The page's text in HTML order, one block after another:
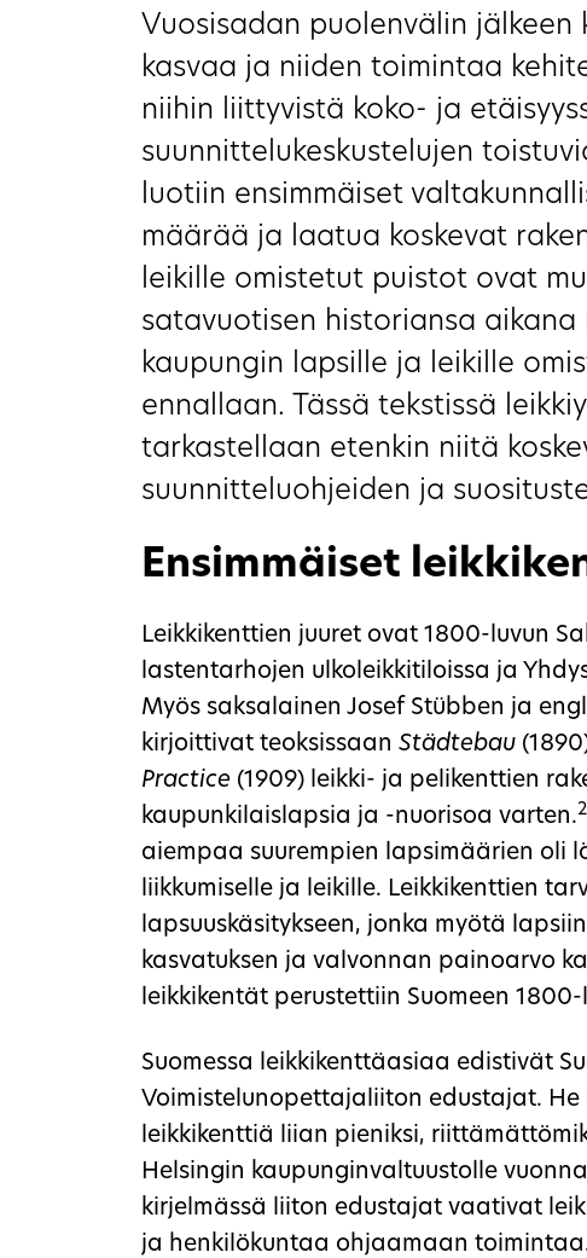
Vuosisadan puolenvälin jälkeen
kasvaa ja niiden toimintaa
niihin liittyvistä koko- ja
suunnittelukeskustelujen
luotiin ensimmäiset
määrää ja laatua koskevat
leikille omistetut puistot ovat
satavuotisen historiansa
kaupungin lapsille ja leikille
ennallaan. Tässä tekstissä
tarkastellaan etenkin niitä
suunnitteluohjeiden ja
Ensimmäiset
Leikkikenttien juuret ovat 1800-luvun
lastentarhojen ulkoleikkitiloissa ja
Myös saksalainen Josef Stübben ja
kirjoittivat teoksissaan Städtebau
Practice (1909) leikki- ja pelikenttien
kaupunkilaislapsia ja -nuorisoa varten.2
aiempaa suurempien lapsimäärien oli
liikkumiselle ja leikille. Leikkikenttien
lapsuuskäsitykseen, jonka myötä
kasvatuksen ja valvonnan painoarvo
leikkikentät perustettiin Suomeen
Suomessa leikkikenttäasiaa edistivät
Voimistelunopettajaliiton edustajat. He
leikkikenttiä liian pieniksi,
Helsingin kaupunginvaltuustolle
kirjelmässä liiton edustajat vaativat
ja henkilökuntaa ohjaamaan